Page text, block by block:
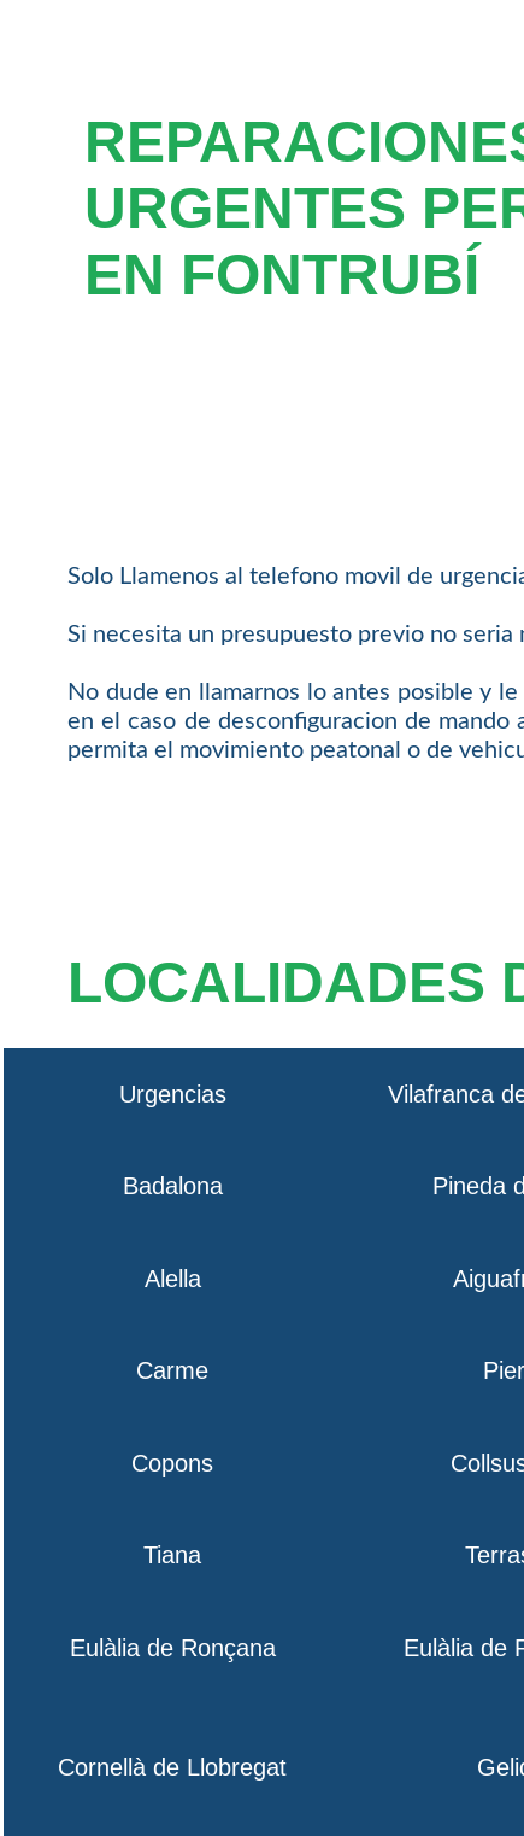
URGENTES
EN FONTRUBÍ
Solo Llamenos al telefono movil de
Si necesita un presupuesto previo no seria
No dude en llamarnos lo antes posible y
en el caso de desconfiguracion de
permita el movimiento peatonal o de
LOCALIDADES
Urgencias Vilafranca
Badalona Pineda
Alella
Carme
Copons
Tiana
Eulàlia de Ronçana Eulàlia de
Cornellà de Llobregat